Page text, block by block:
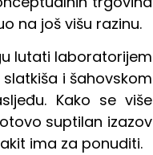
na još višu razinu.
lutati laboratorijem
i šahovskom
Kako se više
suptilan izazov
ima za ponuditi.